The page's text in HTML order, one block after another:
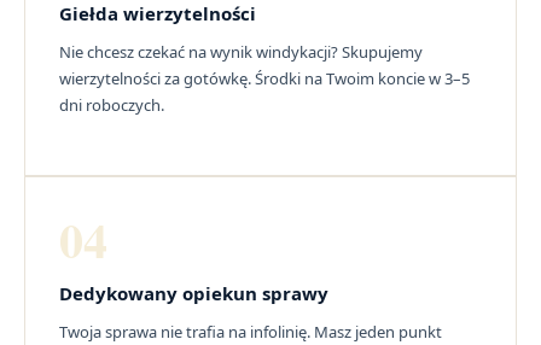
Giełda wierzytelności
Nie chcesz czekać na wynik windykacji? Skupujemy
wierzytelności za gotówkę. Środki na Twoim koncie w 3–5
dni roboczych.
04
Dedykowany opiekun sprawy
Twoja sprawa nie trafia na infolinię. Masz jeden punkt